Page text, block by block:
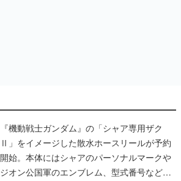
『機動戦士ガンダム』の「シャア専用ザク
Ⅱ」をイメージした散水ホースリールが予約
開始。本体にはシャアのパーソナルマークや
ジオン公国軍のエンブレム、型式番号などを